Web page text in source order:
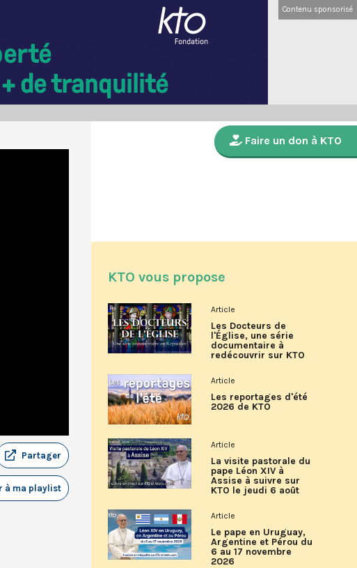
Contenu sponsorisé
Partager
à ma playlist
Faire un don à KTO
KTO vous propose
Article
Les Docteurs de
l'Église, une série
documentaire à
redécouvrir sur KTO
Article
Les reportages d'été
2026 de KTO
Article
La visite pastorale du
pape Léon XIV à
Assise à suivre sur
KTO le jeudi 6 août
Article
Le pape en Uruguay,
Argentine et Pérou du
6 au 17 novembre
2026